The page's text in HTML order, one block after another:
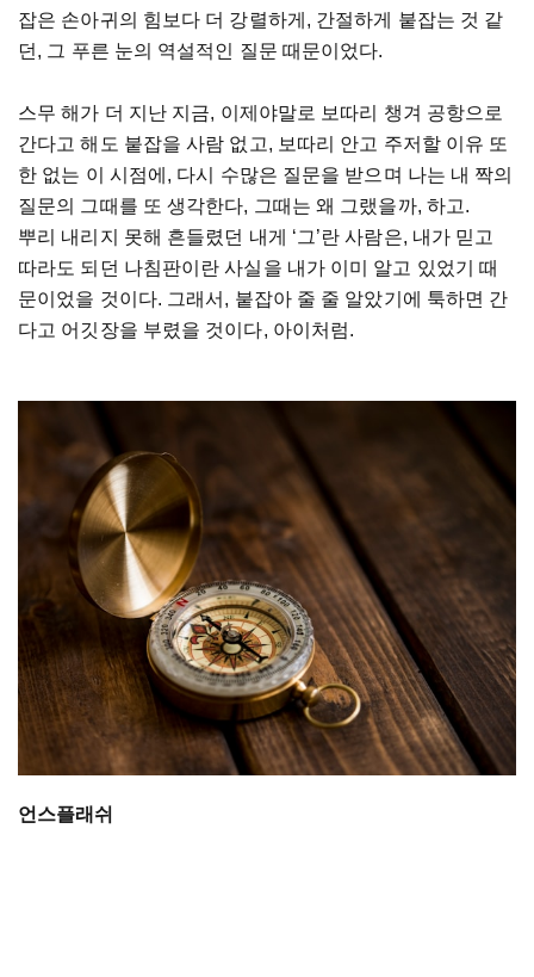
잡은 손아귀의 힘보다 더 강렬하게, 간절하게 붙잡는 것 같
던, 그 푸른 눈의 역설적인 질문 때문이었다.
스무 해가 더 지난 지금, 이제야말로 보따리 챙겨 공항으로
간다고 해도 붙잡을 사람 없고, 보따리 안고 주저할 이유 또
한 없는 이 시점에, 다시 수많은 질문을 받으며 나는 내 짝의
질문의 그때를 또 생각한다, 그때는 왜 그랬을까, 하고.
뿌리 내리지 못해 흔들렸던 내게 ‘그’란 사람은, 내가 믿고
따라도 되던 나침판이란 사실을 내가 이미 알고 있었기 때
문이었을 것이다. 그래서, 붙잡아 줄 줄 알았기에 툭하면 간
다고 어깃장을 부렸을 것이다, 아이처럼.
언스플래쉬